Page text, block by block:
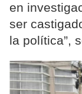
en
ser
la política”,